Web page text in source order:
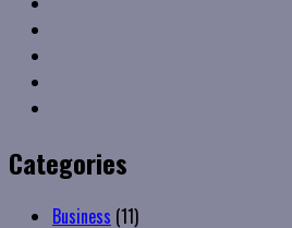
Categories
Business (11)